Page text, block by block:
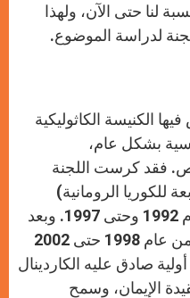
لنا حتى الآن، ولهذا
لدراسة الموضوع.
الكنيسة الكاثوليكية
بشكل عام،
فقد كرست اللجنة
للكوريا الرومانية)
خمسة سنوات للدراسة من عام 1992 وحتى 1997. وبعد
ذلك، تمت لقاءات دراسة عدة من عام 1998 حتى 2002
صادق عليه الكاردينال
الإيمان، وسمح